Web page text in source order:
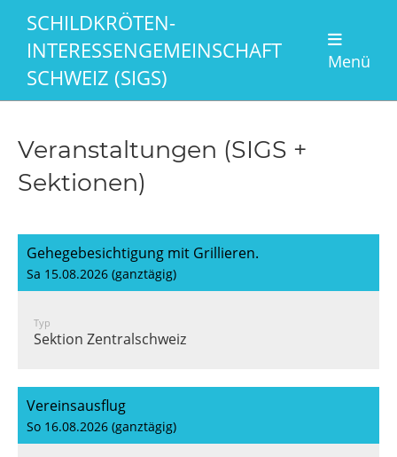
SCHILDKRÖTEN-
INTERESSENGEMEINSCHAFT
SCHWEIZ (SIGS)
Menü
Veranstaltungen (SIGS +
Sektionen)
Gehegebesichtigung mit Grillieren.
Sa 15.08.2026 (ganztägig)
Typ
Sektion Zentralschweiz
Vereinsausflug
So 16.08.2026 (ganztägig)